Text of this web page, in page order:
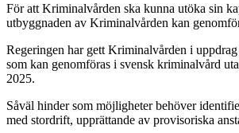
För att Kriminalvården ska kunna utöka sin
utbyggnaden av Kriminalvården kan
Regeringen har gett Kriminalvården i
som kan genomföras i svensk kriminalvård
2025.
Såväl hinder som möjligheter behöver
med stordrift, upprättande av provisoriska